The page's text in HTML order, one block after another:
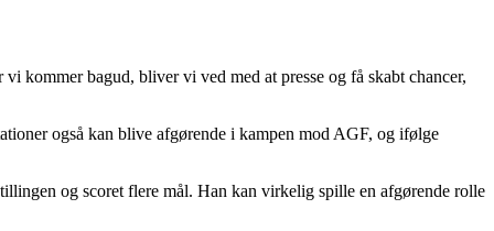
kommer bagud, bliver vi ved med at presse og få skabt chancer,
også kan blive afgørende i kampen mod AGF, og ifølge
og scoret flere mål. Han kan virkelig spille en afgørende rolle